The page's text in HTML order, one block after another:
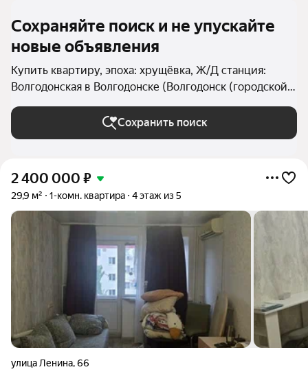
Сохраняйте поиск и не упускайте
новые объявления
Купить квартиру, эпоха: хрущёвка, Ж/Д станция:
Волгодонская в Волгодонске (Волгодонск (городской
округ))
Сохранить поиск
2 400 000 ₽
29,9 м² 1-комн. квартира 4 этаж из 5
улица Ленина,66